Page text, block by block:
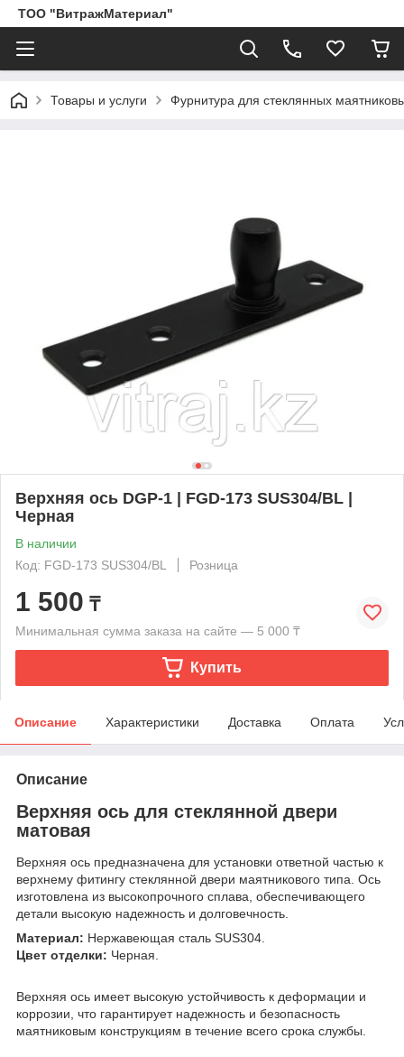
ТОО "ВитражМатериал"
Товары и услуги Фурнитура для стеклянных
Верхняя ось DGP-1 | FGD-173 SUS304/BL |
Черная
В наличии
Код: FGD-173 SUS304/BL
Розница
1 500 ₸
Минимальная сумма заказа на сайте — 5 000 ₸
Купить
Описание Характеристики Доставка Оплата
Описание
Верхняя ось для стеклянной двери
матовая
Верхняя ось предназначена для установки ответной частью к
верхнему фитингу стеклянной двери маятникового типа. Ось
изготовлена из высокопрочного сплава, обеспечивающего
детали высокую надежность и долговечность.
Материал: Нержавеющая сталь SUS304.
Цвет отделки: Черная.
Верхняя ось имеет высокую устойчивость к деформации и
коррозии, что гарантирует надежность и безопасность
маятниковым конструкциям в течение всего срока службы.